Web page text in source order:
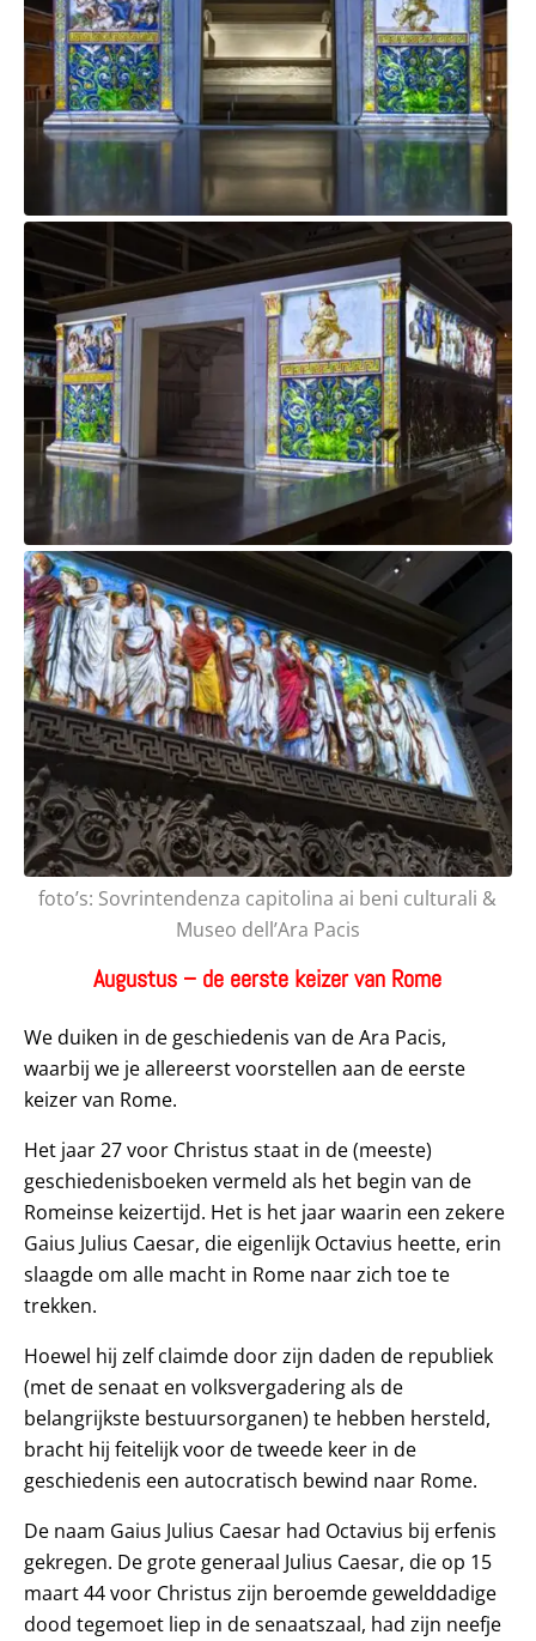
foto’s: Sovrintendenza capitolina ai beni culturali &
Museo dell’Ara Pacis
Augustus – de eerste keizer van Rome
We duiken in de geschiedenis van de Ara Pacis,
waarbij we je allereerst voorstellen aan de eerste
keizer van Rome.
Het jaar 27 voor Christus staat in de (meeste)
geschiedenisboeken vermeld als het begin van de
Romeinse keizertijd. Het is het jaar waarin een zekere
Gaius Julius Caesar, die eigenlijk Octavius heette, erin
slaagde om alle macht in Rome naar zich toe te
trekken.
Hoewel hij zelf claimde door zijn daden de republiek
(met de senaat en volksvergadering als de
belangrijkste bestuursorganen) te hebben hersteld,
bracht hij feitelijk voor de tweede keer in de
geschiedenis een autocratisch bewind naar Rome.
De naam Gaius Julius Caesar had Octavius bij erfenis
gekregen. De grote generaal Julius Caesar, die op 15
maart 44 voor Christus zijn beroemde gewelddadige
dood tegemoet liep in de senaatszaal, had zijn neefje